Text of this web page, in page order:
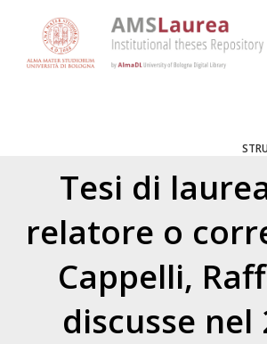
Tesi di
relatore o
Cappelli,
discusse nel